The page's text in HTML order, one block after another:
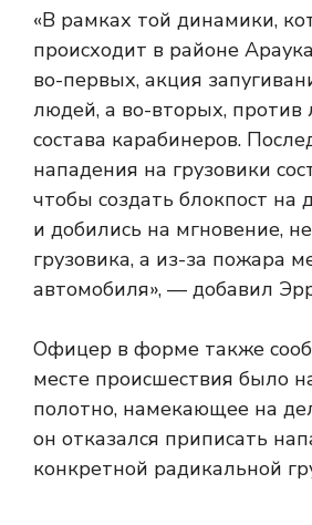
«В рамках той динамики,
происходит в районе
во-первых, акция
людей, а во-вторых, против
состава карабинеров.
нападения на грузовики
чтобы создать блокпост на
и добились на мгновение,
грузовика, а из-за пожара
автомобиля», — добавил
Офицер в форме также
месте происшествия было
полотно, намекающее на
он отказался приписать
конкретной радикальной